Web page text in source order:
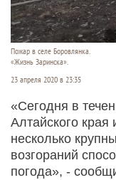
Пожар в селе Боровлянка.
«Жизнь Заринска».
23 апреля 2020 в 23:35
«Сегодня в
Алтайского края
несколько
возгораний
погода», -